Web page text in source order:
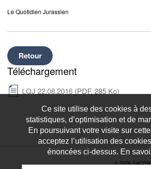
Le Quotidien Jurassien
Retour
Téléchargement
LQJ 22.08.2016 (PDF, 285 Ko)
© 2026
Ce site utilise des cookies à
statistiques, d’optimisation et de
En poursuivant votre visite sur
acceptez l’utilisation des
énoncées ci-dessus. En